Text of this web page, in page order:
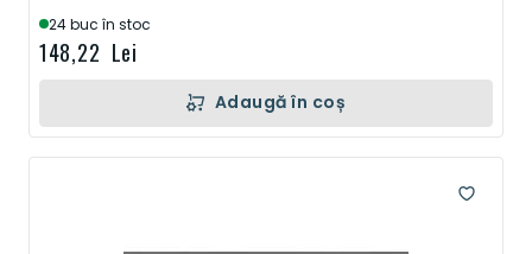
24 buc în stoc
148,22 Lei
Adaugă în coș